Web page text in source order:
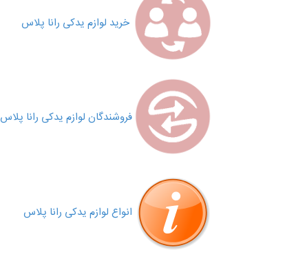
خرید لوازم یدکی رانا پلاس
فروشندگان لوازم یدکی رانا پلاس
انواع لوازم یدکی رانا پلاس